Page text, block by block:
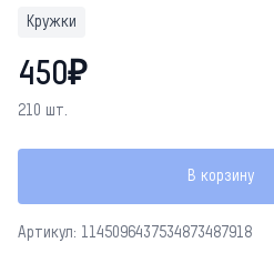
Кружки
450₽
210 шт.
В корзину
Артикул: 1145096437534873487918